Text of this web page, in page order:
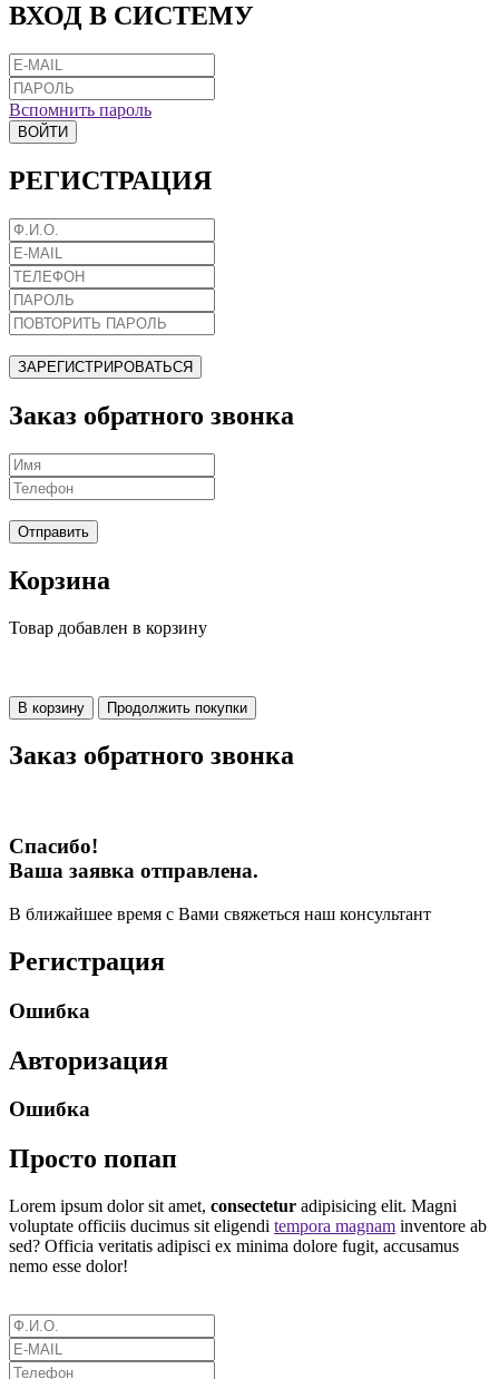
ВХОД В СИСТЕМУ
Вспомнить пароль
ВОЙТИ
РЕГИСТРАЦИЯ
ЗАРЕГИСТРИРОВАТЬСЯ
Заказ обратного звонка
Отправить
Корзина
Товар добавлен в корзину
В корзину Продолжить покупки
Заказ обратного звонка
Спасибо!
Ваша заявка отправлена.
В ближайшее время с Вами свяжеться наш консультант
Регистрация
Ошибка
Авторизация
Ошибка
Просто попап
Lorem ipsum dolor sit amet, consectetur adipisicing elit. Magni
voluptate officiis ducimus sit eligendi tempora magnam inventore ab
sed? Officia veritatis adipisci ex minima dolore fugit, accusamus
nemo esse dolor!